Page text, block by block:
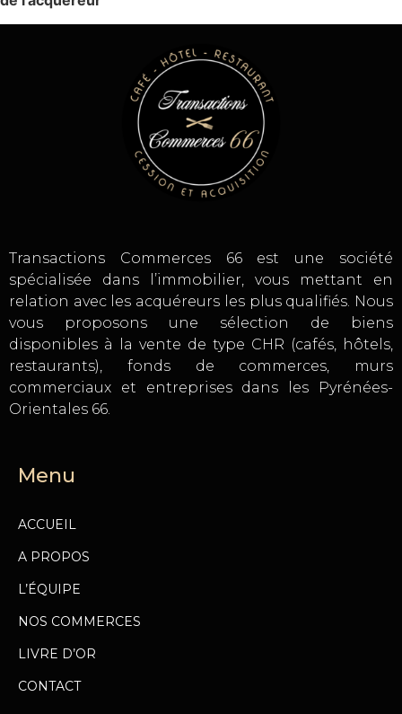
Transactions Commerces 66 est une société
spécialisée dans l’immobilier, vous mettant en
relation avec les acquéreurs les plus qualifiés. Nous
vous proposons une sélection de biens
disponibles à la vente de type CHR (cafés, hôtels,
restaurants), fonds de commerces, murs
commerciaux et entreprises dans les Pyrénées-
Orientales 66.
Menu
ACCUEIL
A PROPOS
L’ÉQUIPE
NOS COMMERCES
LIVRE D’OR
CONTACT